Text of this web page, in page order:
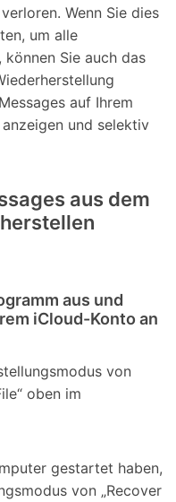
Wenn Sie dies
um alle
Sie auch das
auf Ihrem
und selektiv
aus dem
aus und
iCloud-Konto an
von
oben im
gestartet haben,
von „Recover